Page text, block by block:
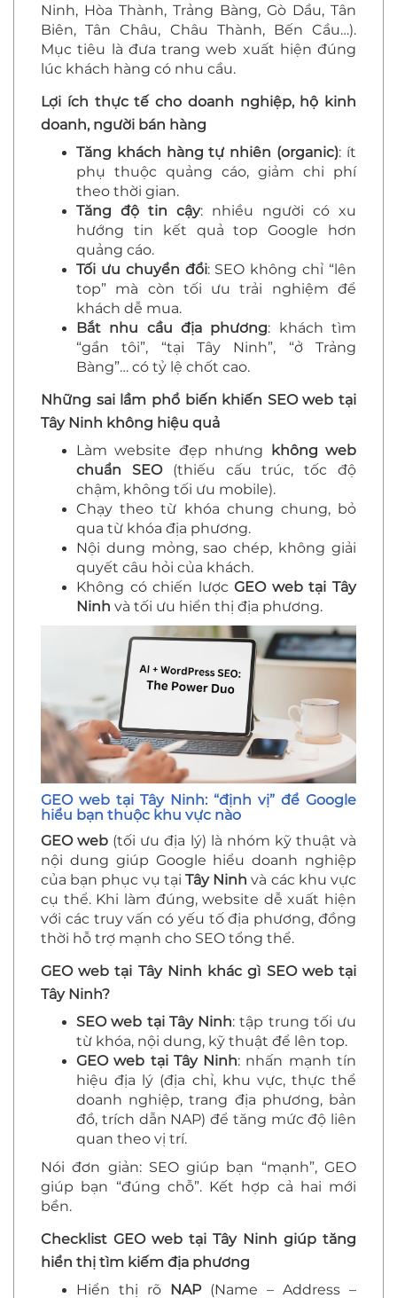
Ninh, Hòa Thành, Trảng Bàng, Gò Dầu, Tân
Biên, Tân Châu, Châu Thành, Bến Cầu…).
Mục tiêu là đưa trang web xuất hiện đúng
lúc khách hàng có nhu cầu.
Lợi ích thực tế cho doanh nghiệp, hộ kinh
doanh, người bán hàng
Tăng khách hàng tự nhiên (organic): ít
phụ thuộc quảng cáo, giảm chi phí
theo thời gian.
Tăng độ tin cậy: nhiều người có xu
hướng tin kết quả top Google hơn
quảng cáo.
Tối ưu chuyển đổi: SEO không chỉ “lên
top” mà còn tối ưu trải nghiệm để
khách dễ mua.
Bắt nhu cầu địa phương: khách tìm
“gần tôi”, “tại Tây Ninh”, “ở Trảng
Bàng”… có tỷ lệ chốt cao.
Những sai lầm phổ biến khiến SEO web tại
Tây Ninh không hiệu quả
Làm website đẹp nhưng không web
chuẩn SEO(thiếu cấu trúc, tốc độ
chậm, không tối ưu mobile).
Chạy theo từ khóa chung chung, bỏ
qua từ khóa địa phương.
Nội dung mỏng, sao chép, không giải
quyết câu hỏi của khách.
Không có chiến lượcGEO web tại Tây
Ninh và tối ưu hiển thị địa phương.
GEO web tại Tây Ninh: “định vị” để Google
hiểu bạn thuộc khu vực nào
GEO web (tối ưu địa lý) là nhóm kỹ thuật và
nội dung giúp Google hiểu doanh nghiệp
của bạn phục vụ tại Tây Ninh và các khu vực
cụ thể. Khi làm đúng, website dễ xuất hiện
với các truy vấn có yếu tố địa phương, đồng
thời hỗ trợ mạnh cho SEO tổng thể.
GEO web tại Tây Ninh khác gì SEO web tại
Tây Ninh?
SEO web tại Tây Ninh: tập trung tối ưu
từ khóa, nội dung, kỹ thuật để lên top.
GEO web tại Tây Ninh: nhấn mạnh tín
hiệu địa lý (địa chỉ, khu vực, thực thể
doanh nghiệp, trang địa phương, bản
đồ, trích dẫn NAP) để tăng mức độ liên
quan theo vị trí.
Nói đơn giản: SEO giúp bạn “mạnh”, GEO
giúp bạn “đúng chỗ”. Kết hợp cả hai mới
bền.
Checklist GEO web tại Tây Ninh giúp tăng
hiển thị tìm kiếm địa phương
Hiển thị rõ NAP(Name – Address –